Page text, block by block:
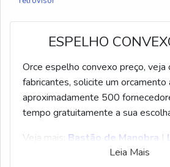
ESPELHO
Orce espelho convexo preço, veja
fabricantes, solicite um orcamento
aproximadamente 500
tempo gratuitamente a sua
Veja mais: Bastão de Manobra |
Cantoneira De
Leia Mais